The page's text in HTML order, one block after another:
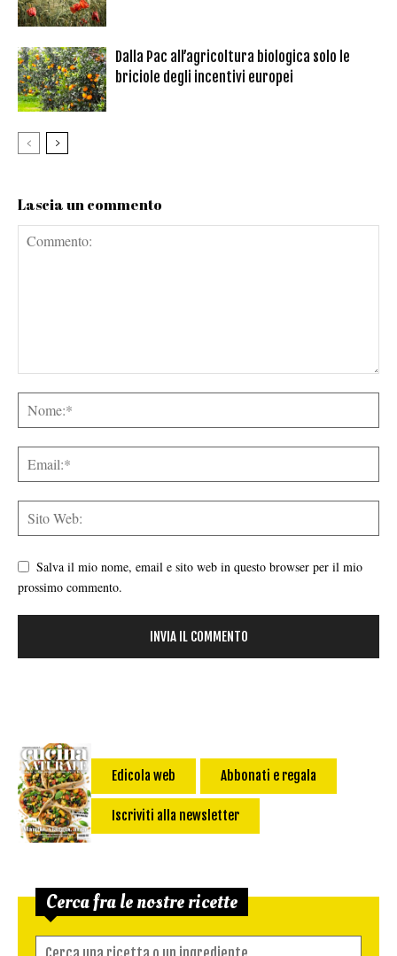
Dalla Pac all’agricoltura biologica solo le
briciole degli incentivi europei
Lascia un commento
Salva il mio nome, email e sito web in questo browser per il mio
prossimo commento.
Edicola web Abbonati e regala
Iscriviti alla newsletter
Cerca fra le nostre ricette